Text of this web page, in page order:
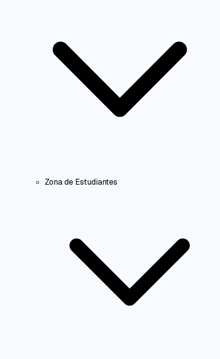
Zona de Estudiantes